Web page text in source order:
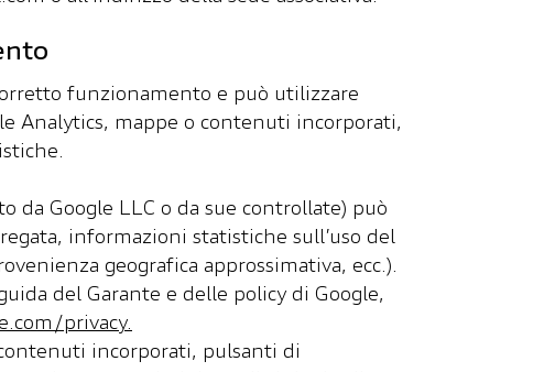
funzionamento e può utilizzare
Analytics, mappe o contenuti incorporati,
da Google LLC o da sue controllate) può
informazioni statistiche sull’uso del
geografica approssimativa, ecc.).
del Garante e delle policy di Google,
privacy.
incorporati, pulsanti di